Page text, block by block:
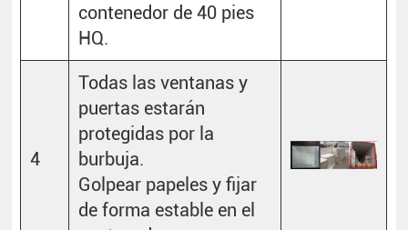
contenedor de 40 pies
HQ.
4
Todas las ventanas y
puertas estarán
protegidas por la
burbuja.
Golpear papeles y fijar
de forma estable en el